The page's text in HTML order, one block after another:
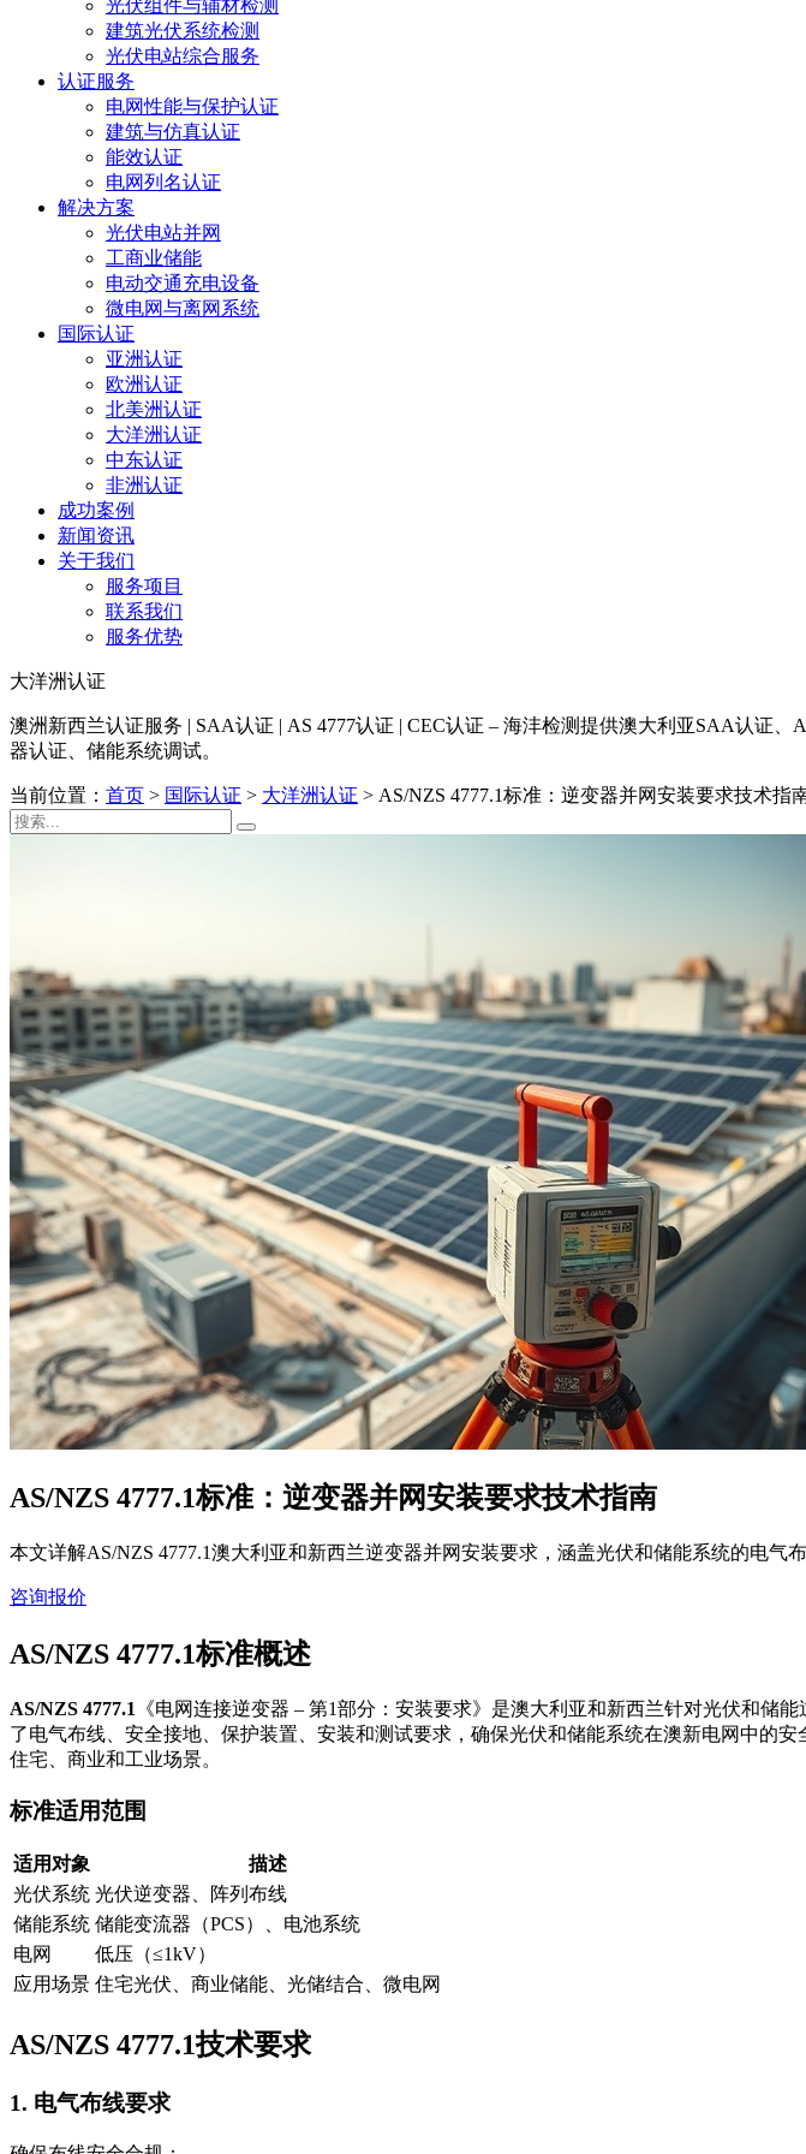
光伏组件与辅材检测
建筑光伏系统检测
光伏电站综合服务
认证服务
电网性能与保护认证
建筑与仿真认证
能效认证
电网列名认证
解决方案
光伏电站并网
工商业储能
电动交通充电设备
微电网与离网系统
国际认证
亚洲认证
欧洲认证
北美洲认证
大洋洲认证
中东认证
非洲认证
成功案例
新闻资讯
关于我们
服务项目
联系我们
服务优势
大洋洲认证
澳洲新西兰认证服务 | SAA认证 | AS 4777认证 | CEC认证 – 海沣检测提供澳大利亚SAA认证
器认证、储能系统调试。
当前位置： 首页 > 国际认证 > 大洋洲认证 > AS/NZS 4777.1标准：逆变器并网安装要求技术指
AS/NZS 4777.1标准：逆变器并网安装要求技术指南
本文详解AS/NZS 4777.1澳大利亚和新西兰逆变器并网安装要求，涵盖光伏和储能系统的电
咨询报价
AS/NZS 4777.1标准概述
AS/NZS 4777.1
《电网连接逆变器 – 第1部分：安装要求》是澳大利亚和新西兰针对光伏和储
了电气布线、安全接地、保护装置、安装和测试要求，确保光伏和储能系统在澳新电网中的
住宅、商业和工业场景。
标准适用范围
适用对象
描述
光伏系统 光伏逆变器、阵列布线
储能系统 储能变流器（PCS）、电池系统
电网
低压（≤1kV）
应用场景 住宅光伏、商业储能、光储结合、微电网
AS/NZS 4777.1技术要求
1. 电气布线要求